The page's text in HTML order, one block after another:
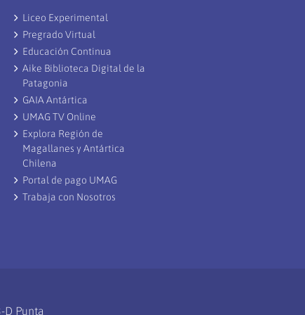
Liceo Experimental
Pregrado Virtual
Educación Continua
Aike Biblioteca Digital de la
Patagonia
GAIA Antártica
UMAG TV Online
Explora Región de
Magallanes y Antártica
Chilena
Portal de pago UMAG
Trabaja con Nosotros
D Punta